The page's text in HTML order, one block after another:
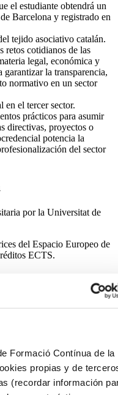
Formació Contínua de la
propias y de
(recordar información
el estudiante obtendrá un
Barcelona y registrado en
tejido asociativo catalán.
retos cotidianos de las
legal, económica y
la transparencia,
normativo en un sector
el tercer sector.
prácticos para asumir
directivas, proyectos o
potencia la
del sector
por la Universitat de
del Espacio Europeo de
ECTS.
jurídicas sin ánimo
y ética organizacional